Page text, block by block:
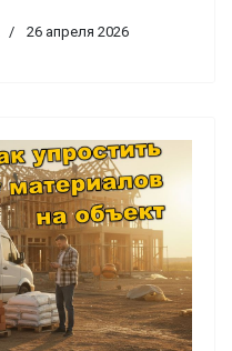
26 апреля 2026